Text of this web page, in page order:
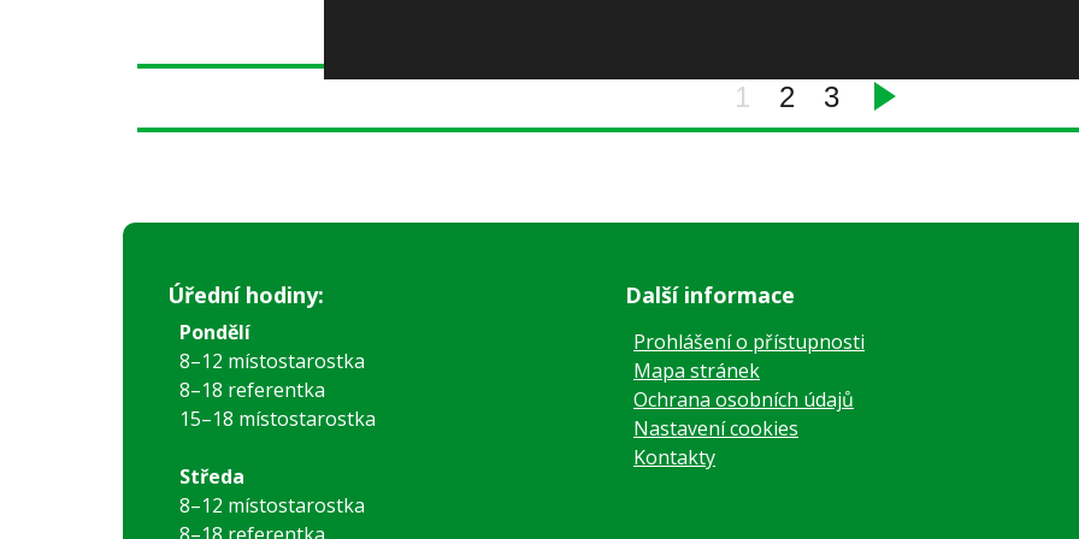
1 2 3
Úřední hodiny:
Pondělí
8–12 místostarostka
8–18 referentka
15–18 místostarostka
Středa
8–12 místostarostka
Další informace
Prohlášení o přístupnosti
Mapa stránek
Ochrana osobních údajů
Nastavení cookies
Kontakty